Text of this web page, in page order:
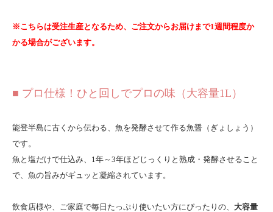
※こちらは受注生産となるため、ご注文からお届けまで1週間程度か
かる場合がございます。
■ プロ仕様！ひと回しでプロの味（大容量1L）
能登半島に古くから伝わる、魚を発酵させて作る魚醤（ぎょしょう）
です。
魚と塩だけで仕込み、1年～3年ほどじっくりと熟成・発酵させること
で、魚の旨みがギュッと凝縮されています。
飲食店様や、ご家庭で毎日たっぷり使いたい方にぴったりの、 大容量